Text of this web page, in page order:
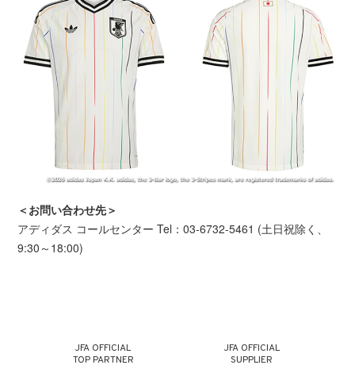
＜お問い合わせ先＞
アディダス コールセンター Tel：03-6732-5461 (土日祝除く、
9:30～18:00)
JFA OFFICIAL
TOP PARTNER
JFA OFFICIAL
SUPPLIER